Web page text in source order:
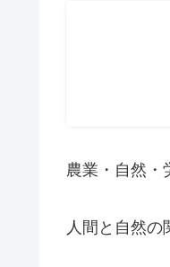
農業・自然・
人間と自然の